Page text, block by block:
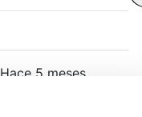
Hace 5 meses